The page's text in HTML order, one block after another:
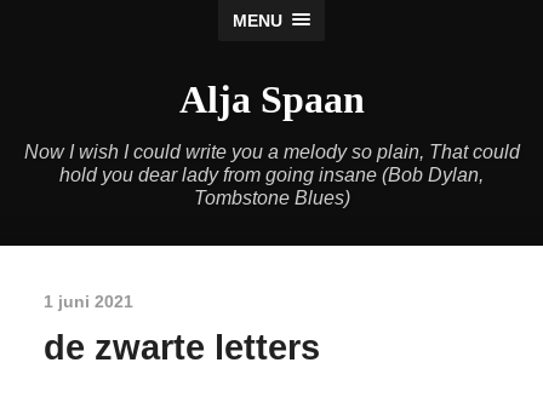
MENU
Alja Spaan
Now I wish I could write you a melody so plain, That could
hold you dear lady from going insane (Bob Dylan,
Tombstone Blues)
1 juni 2021
de zwarte letters